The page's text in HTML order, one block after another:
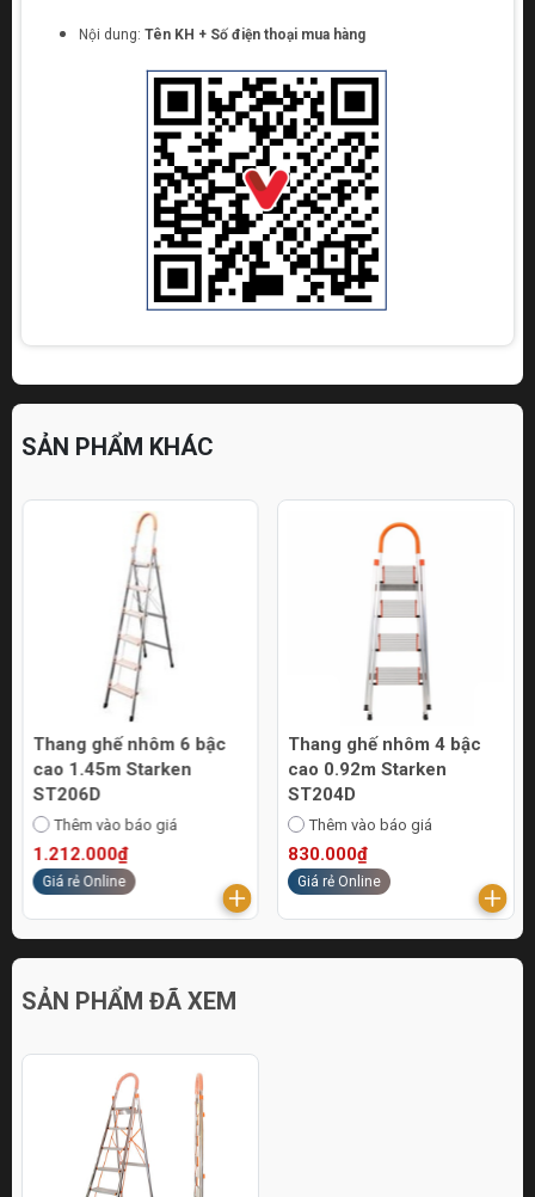
Nội dung: Tên KH + Số điện thoại mua hàng
SẢN PHẨM KHÁC
Thang ghế nhôm 6 bậc
cao 1.45m Starken
ST206D
Thêm vào báo giá
1.212.000₫
Giá rẻ Online
Thang ghế nhôm 4 bậc
cao 0.92m Starken
ST204D
Thêm vào báo giá
830.000₫
Giá rẻ Online
SẢN PHẨM ĐÃ XEM